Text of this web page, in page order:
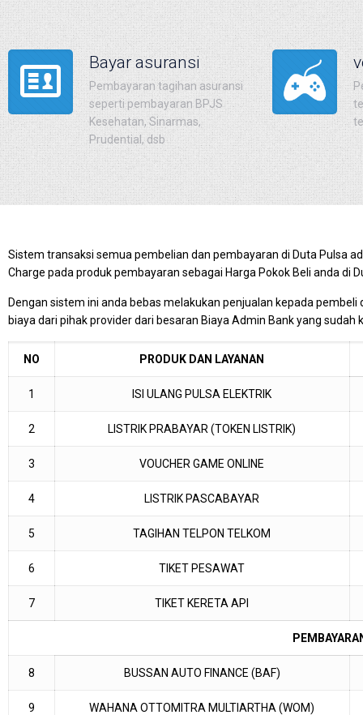
Bayar asuransi
Pembayaran tagihan asuransi
seperti pembayaran BPJS
Kesehatan, Sinarmas,
Prudential, dsb
Sistem transaksi semua pembelian dan pembayaran di Duta Pulsa
Charge pada produk pembayaran sebagai Harga Pokok Beli anda di
Dengan sistem ini anda bebas melakukan penjualan kepada
biaya dari pihak provider dari besaran Biaya Admin Bank yang
NO PRODUK DAN LAYANAN
1 ISI ULANG PULSA ELEKTRIK
2 LISTRIK PRABAYAR (TOKEN LISTRIK)
3 VOUCHER GAME ONLINE
4 LISTRIK PASCABAYAR
5 TAGIHAN TELPON TELKOM
6 TIKET PESAWAT
7 TIKET KERETA API
8 BUSSAN AUTO FINANCE (BAF)
9 WAHANA OTTOMITRA MULTIARTHA (WOM)